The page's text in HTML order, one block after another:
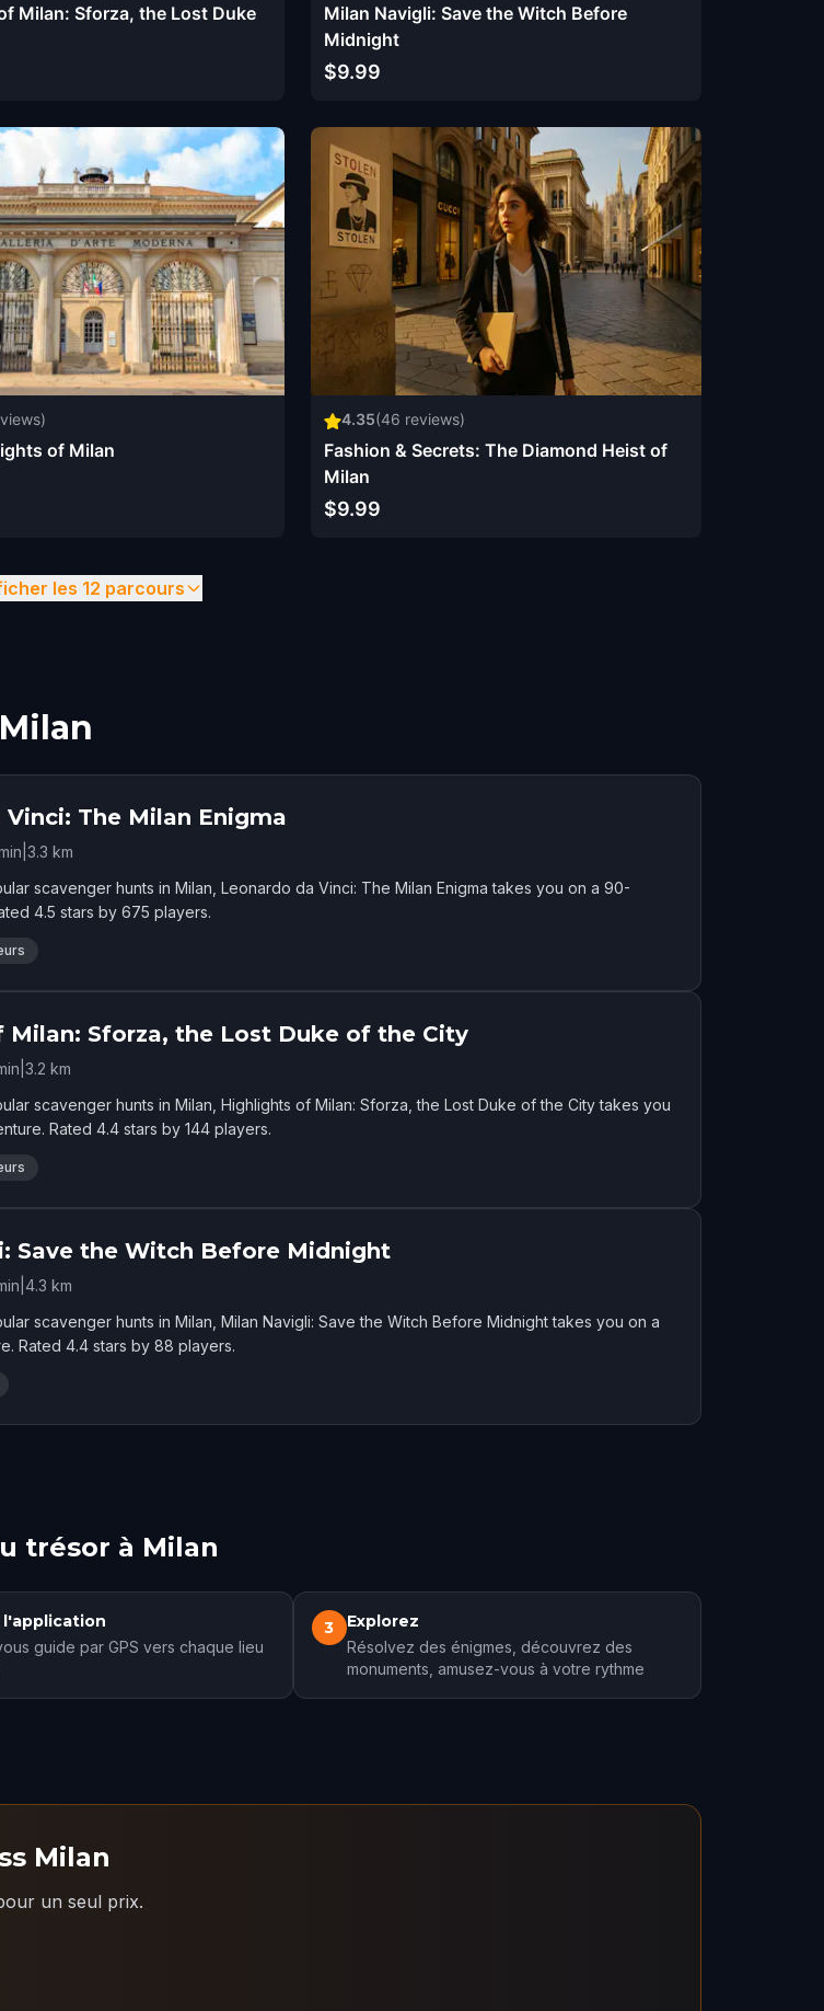
Milan: Sforza, the Lost Duke
Milan Navigli: Save the Witch Before
Midnight
$9.99
of Milan
4.35(46 reviews)
Fashion & Secrets: The Diamond Heist of
Milan
$9.99
les 12 parcours
The Milan Enigma
3.3 km
scavenger hunts in Milan, Leonardo da Vinci: The Milan Enigma takes you on a 90-
4.5 stars by 675 players.
Milan: Sforza, the Lost Duke of the City
3.2 km
scavenger hunts in Milan, Highlights of Milan: Sforza, the Lost Duke of the City takes you
Rated 4.4 stars by 144 players.
Save the Witch Before Midnight
4.3 km
scavenger hunts in Milan, Milan Navigli: Save the Witch Before Midnight takes you on a
Rated 4.4 stars by 88 players.
trésor à Milan
l'application
guide par GPS vers chaque lieu
3 Explorez
Résolvez des énigmes, découvrez des
monuments, amusez-vous à votre rythme
Milan
un seul prix.